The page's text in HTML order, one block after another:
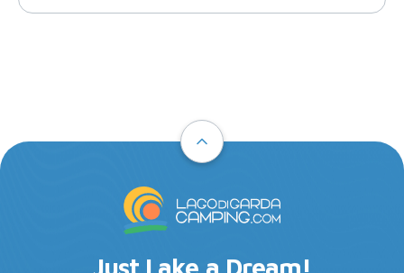
Just Lake a Dream!